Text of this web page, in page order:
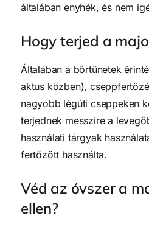
általában enyhék, és nem
Hogy terjed a
Általában a bőrtünetek
aktus közben),
nagyobb légúti cseppeken
terjednek messzire a
használati tárgyak
fertőzött használta.
Véd az óvszer a
ellen?